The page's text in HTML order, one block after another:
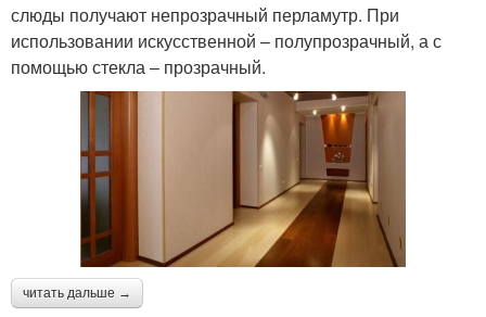
слюды получают непрозрачный перламутр. При
использовании искусственной – полупрозрачный, а с
помощью стекла – прозрачный.
читать дальше →